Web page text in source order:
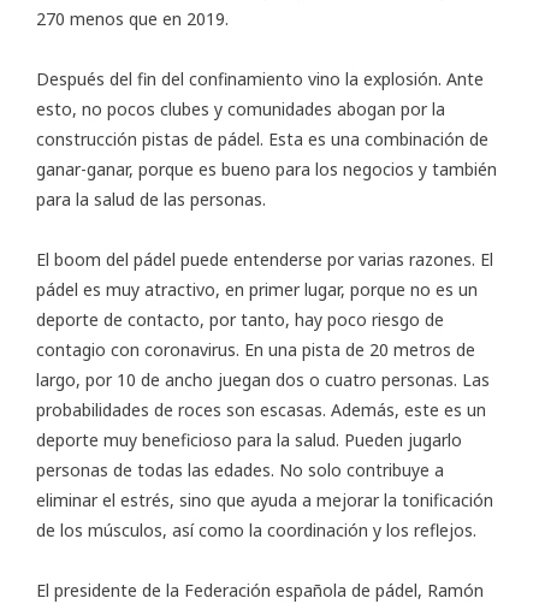
270 menos que en 2019.
Después del fin del confinamiento vino la explosión. Ante
esto, no pocos clubes y comunidades abogan por la
construcción pistas de pádel. Esta es una combinación de
ganar-ganar, porque es bueno para los negocios y también
para la salud de las personas.
El boom del pádel puede entenderse por varias razones. El
pádel es muy atractivo, en primer lugar, porque no es un
deporte de contacto, por tanto, hay poco riesgo de
contagio con coronavirus. En una pista de 20 metros de
largo, por 10 de ancho juegan dos o cuatro personas. Las
probabilidades de roces son escasas. Además, este es un
deporte muy beneficioso para la salud. Pueden jugarlo
personas de todas las edades. No solo contribuye a
eliminar el estrés, sino que ayuda a mejorar la tonificación
de los músculos, así como la coordinación y los reflejos.
El presidente de la Federación española de pádel, Ramón